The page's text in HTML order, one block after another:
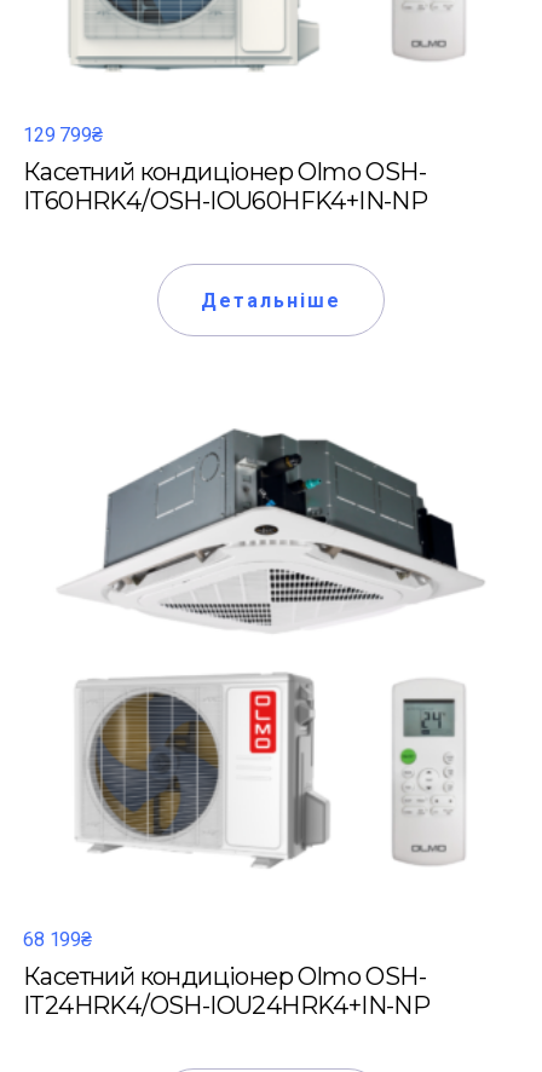
129 799₴
Касетний кондиціонер Olmo OSH-
IT60HRK4/OSH-IOU60HFK4+IN-NP
Детальніше
68 199₴
Касетний кондиціонер Olmo OSH-
IT24HRK4/OSH-IOU24HRK4+IN-NP